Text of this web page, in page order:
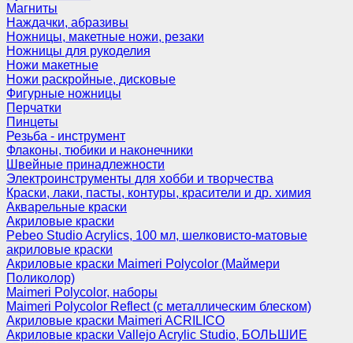
Магниты
Наждачки, абразивы
Ножницы, макетные ножи, резаки
Ножницы для рукоделия
Ножи макетные
Ножи раскройные, дисковые
Фигурные ножницы
Перчатки
Пинцеты
Резьба - инструмент
Флаконы, тюбики и наконечники
Швейные принадлежности
Электроинструменты для хобби и творчества
Краски, лаки, пасты, контуры, красители и др. химия
Акварельные краски
Акриловые краски
Pebeo Studio Acrylics, 100 мл, шелковисто-матовые
акриловые краски
Акриловые краски Maimeri Polycolor (Маймери
Поликолор)
Maimeri Polycolor, наборы
Maimeri Polycolor Reflect (с металлическим блеском)
Акриловые краски Maimeri ACRILICO
Акриловые краски Vallejo Acrylic Studio, БОЛЬШИЕ